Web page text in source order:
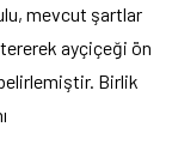
mevcut şartlar
ayçiçeği ön
belirlemiştir. Birlik